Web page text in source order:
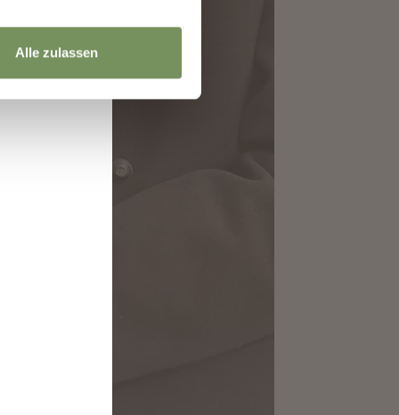
Alle zulassen